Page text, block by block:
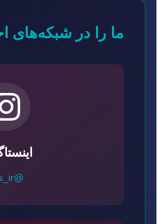
ما را در شبکه‌های
@gts_ir